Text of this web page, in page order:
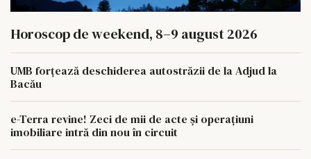
Horoscop de weekend, 8–9 august 2026
UMB forțează deschiderea autostrăzii de la Adjud la
Bacău
e-Terra revine! Zeci de mii de acte și operațiuni
imobiliare intră din nou în circuit